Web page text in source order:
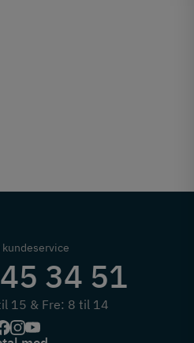
kundeservice
34 51
15 & Fre: 8 til 14